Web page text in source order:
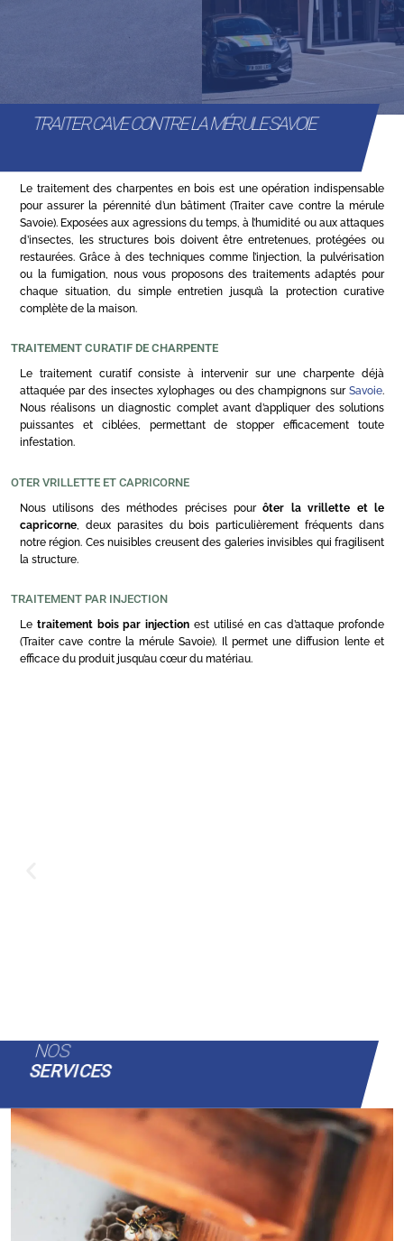
TRAITER CAVE CONTRE LA MÉRULE SAVOIE
Le traitement des charpentes en bois est une opération indispensable
pour assurer la pérennité d’un bâtiment (Traiter cave contre la mérule
Savoie). Exposées aux agressions du temps, à l’humidité ou aux attaques
d’insectes, les structures bois doivent être entretenues, protégées ou
restaurées. Grâce à des techniques comme l’injection, la pulvérisation
ou la fumigation, nous vous proposons des traitements adaptés pour
chaque situation, du simple entretien jusqu’à la protection curative
complète de la maison.
TRAITEMENT CURATIF DE CHARPENTE
Le traitement curatif consiste à intervenir sur une charpente déjà
attaquée par des insectes xylophages ou des champignons sur Savoie.
Nous réalisons un diagnostic complet avant d’appliquer des solutions
puissantes et ciblées, permettant de stopper efficacement toute
infestation.
OTER VRILLETTE ET CAPRICORNE
Nous utilisons des méthodes précises pourôter la vrillette et le
capricorne , deux parasites du bois particulièrement fréquents dans
notre région. Ces nuisibles creusent des galeries invisibles qui fragilisent
la structure.
TRAITEMENT PAR INJECTION
Le traitement bois par injection est utilisé en cas d’attaque profonde
(Traiter cave contre la mérule Savoie). Il permet une diffusion lente et
efficace du produit jusqu’au cœur du matériau.
NOS
SERVICES